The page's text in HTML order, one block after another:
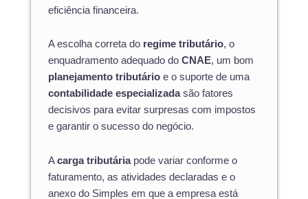
eficiência financeira.
A escolha correta do regime tributário, o
enquadramento adequado do CNAE, um bom
planejamento tributário e o suporte de uma
contabilidade especializadasão fatores
decisivos para evitar surpresas com impostos
e garantir o sucesso do negócio.
Acarga tributáriapode variar conforme o
faturamento, as atividades declaradas e o
anexo do Simples em que a empresa está